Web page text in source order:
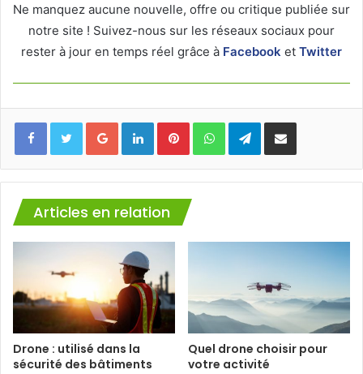
Ne manquez aucune nouvelle, offre ou critique publiée sur
notre site ! Suivez-nous sur les réseaux sociaux pour
rester à jour en temps réel grâce à Facebook et Twitter
FacebookTwitterGoogle+LinkedinPinterestWhatsAppTelegramPartager via mail
Articles en relation
Drone : utilisé dans la
sécurité des bâtiments
Quel drone choisir pour
votre activité